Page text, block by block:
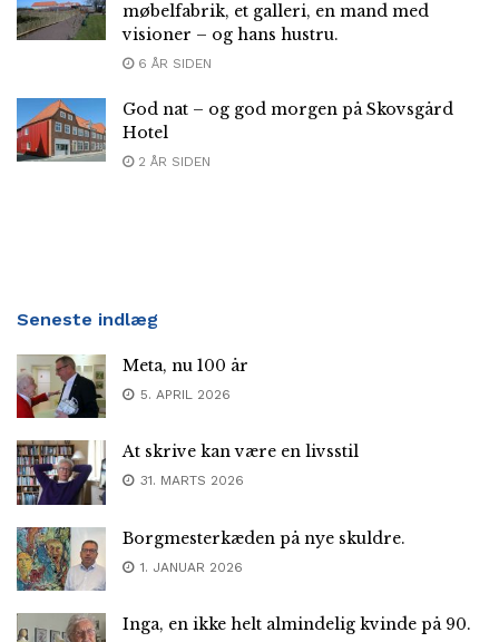
møbelfabrik, et galleri, en mand med
visioner – og hans hustru.
6 ÅR SIDEN
God nat – og god morgen på Skovsgård
Hotel
2 ÅR SIDEN
Seneste indlæg
Meta, nu 100 år
5. APRIL 2026
At skrive kan være en livsstil
31. MARTS 2026
Borgmesterkæden på nye skuldre.
1. JANUAR 2026
Inga, en ikke helt almindelig kvinde på 90.